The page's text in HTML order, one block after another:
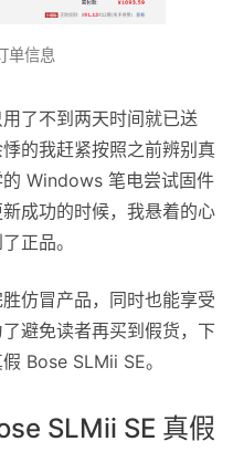
单信息
了不到两天时间就已送
的我赶紧按照之前辨别真
Windows 笔电尝试固件
成功的时候，我悬着的心
正品。
仿冒产品，同时也能享受
避免读者再买到假货，下
Bose SLMii SE。
SLMii SE 真假